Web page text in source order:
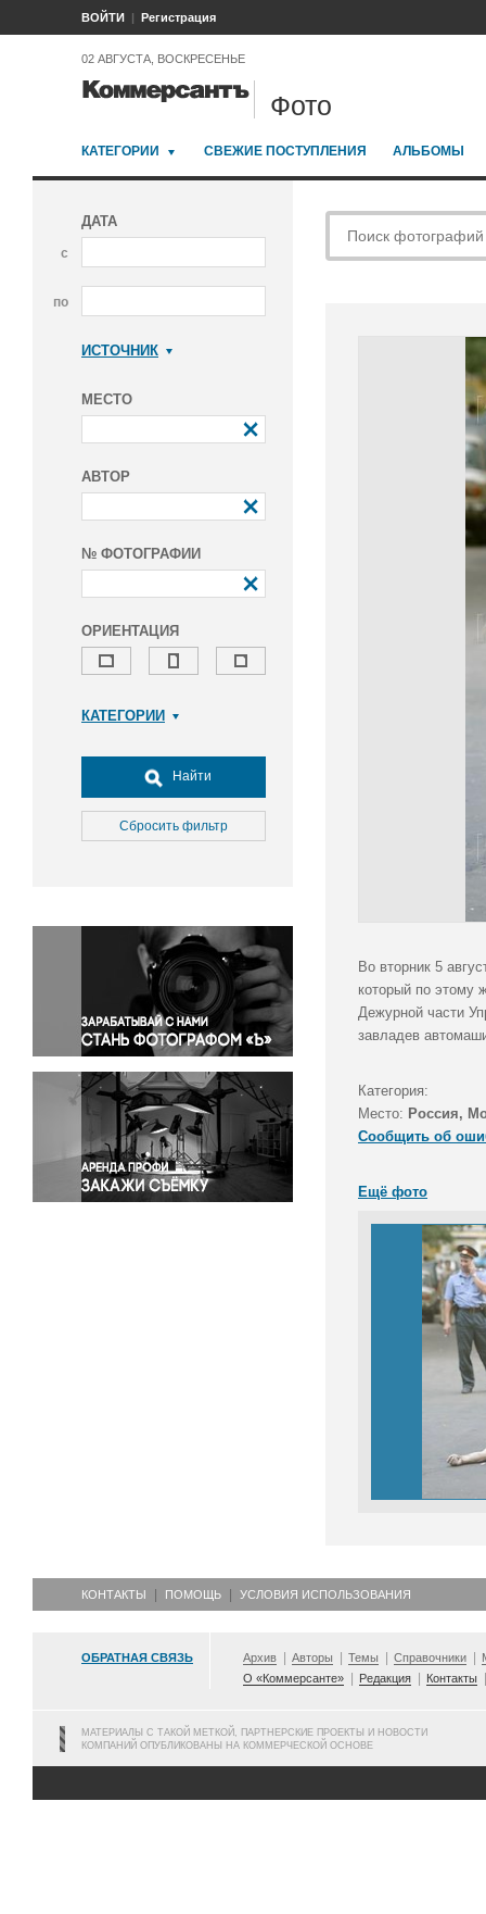
ВОЙТИ Регистрация
02 АВГУСТА, ВОСКРЕСЕНЬЕ
Фото
КАТЕГОРИИ СВЕЖИЕ ПОСТУПЛЕНИЯ АЛЬБОМЫ
ДАТА
с
по
ИСТОЧНИК
МЕСТО
АВТОР
№ ФОТОГРАФИИ
ОРИЕНТАЦИЯ
КАТЕГОРИИ
Досуг, туризм и отдых
Культура
Медицина
Окружающая среда
Политика
Правосудие
Происшествия и конфликты
Религия
Светская жизнь
Спорт
Экология
Экономика и бизнес
Найти
Сбросить фильтр
Во вторник 5
который по этому
Дежурной части
завладев
Категория:
Место: Россия,
Сообщить об
Ещё фото
КОНТАКТЫ ПОМОЩЬ УСЛОВИЯ ИСПОЛЬЗОВАНИЯ
ОБРАТНАЯ СВЯЗЬ Архив Авторы Темы Справочники
О «Коммерсанте»
Редакция Контакты
МАТЕРИАЛЫ С ТАКОЙ МЕТКОЙ, ПАРТНЕРСКИЕ ПРОЕКТЫ И НОВОСТИ
КОМПАНИЙ ОПУБЛИКОВАНЫ НА КОММЕРЧЕСКОЙ ОСНОВЕ